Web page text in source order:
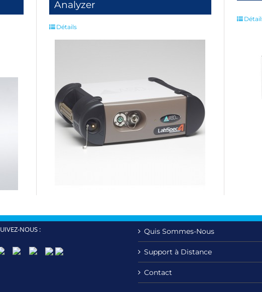
Analyzer
Détails
NOUS : Quis Sommes-Nous
Support à Distance
Contact